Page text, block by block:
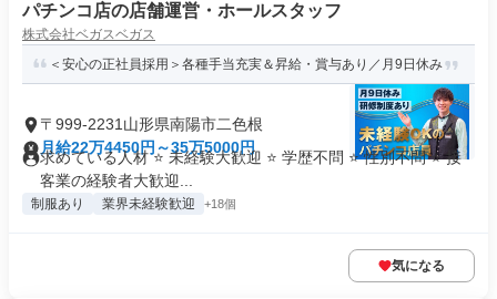
パチンコ店の店舗運営・ホールスタッフ
株式会社ベガスベガス
＜安心の正社員採用＞各種手当充実＆昇給・賞与あり／月9日休み
〒999-2231山形県南陽市二色根
月給22万4450円～35万5000円
求めている人材 ⭐ 未経験大歓迎 ⭐ 学歴不問 ⭐ 性別不問 ⭐ 接
客業の経験者大歓迎...
制服あり 業界未経験歓迎 +18個
気になる